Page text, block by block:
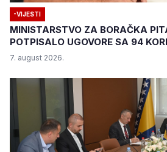
-VIJESTI
MINISTARSTVO ZA BORAČKA
POTPISALO UGOVORE SA 94
"BIZNIS PLUS"
7. august 2026.